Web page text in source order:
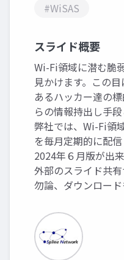
#WiSAS
スライド概要
Wi-Fi領域に潜む脆
見かけます。この
あるハッカー達の
らの情報持出し手段
弊社では、Wi-Fi領
を毎月定期的に配信
2024年６月版が出
外部のスライド共
勿論、ダウンロード